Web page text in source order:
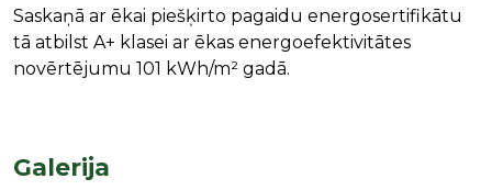
Saskaņā ar ēkai piešķirto pagaidu energosertifikātu
tā atbilst A+ klasei ar ēkas energoefektivitātes
novērtējumu 101 kWh/m² gadā.
Galerija